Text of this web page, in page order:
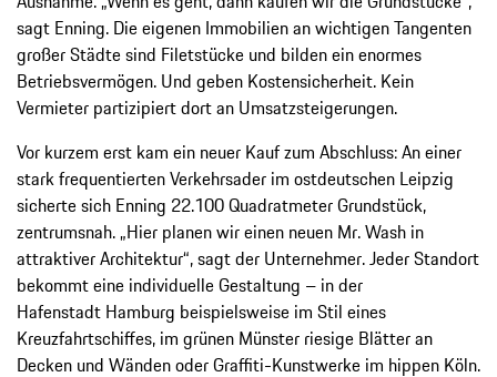
sagt Enning. Die eigenen Immobilien an wichtigen Tangenten
großer Städte sind Filetstücke und bilden ein enormes
Betriebsvermögen. Und geben Kostensicherheit. Kein
Vermieter partizipiert dort an Umsatzsteigerungen.
Vor kurzem erst kam ein neuer Kauf zum Abschluss: An einer
stark frequentierten Verkehrsader im ostdeutschen Leipzig
sicherte sich Enning 22.100 Quadratmeter Grundstück,
zentrumsnah. „Hier planen wir einen neuen Mr. Wash in
attraktiver Architektur“, sagt der Unternehmer. Jeder Standort
bekommt eine individuelle Gestaltung – in der
Hafenstadt Hamburg beispielsweise im Stil eines
Kreuzfahrtschiffes, im grünen Münster riesige Blätter an
Decken und Wänden oder Graffiti-Kunstwerke im hippen Köln.